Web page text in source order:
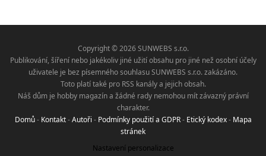
Copyright © 2026 SUNWEBS s.r.o.
Publikování, šíření nebo jakékoliv jiné užití obsahu pro jiné než osobní účely
uživatele je bez písemného souhlasu SUNWEBS s.r.o. zakázáno.
Toto platí také pro RSS kanály a jejich obsah.
Náš dům je hobby magazín a žádné rady nemohou mít závazný právní
charakter.
Domů- Kontakt-Autoři - Podmínky použití a GDPR- Etický kodex- Mapa
stránek
Nastavení personalizace